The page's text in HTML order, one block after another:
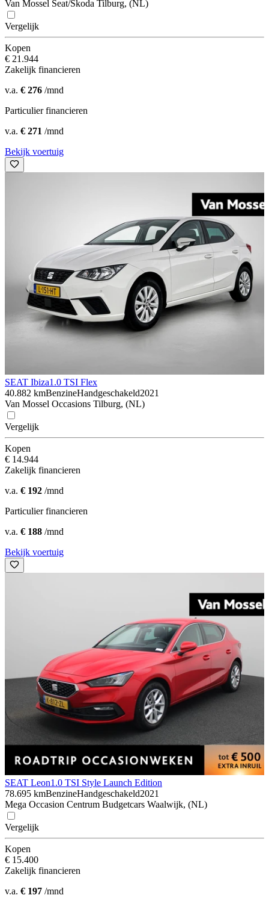
Van Mossel Seat/Škoda Tilburg, (NL)
Vergelijk
Kopen
€ 21.944
Zakelijk financieren
v.a. € 276 /mnd
Particulier financieren
v.a. € 271 /mnd
Bekijk voertuig
SEAT Ibiza1.0 TSI Flex
40.882 kmBenzineHandgeschakeld2021
Van Mossel Occasions Tilburg, (NL)
Vergelijk
Kopen
€ 14.944
Zakelijk financieren
v.a. € 192 /mnd
Particulier financieren
v.a. € 188 /mnd
Bekijk voertuig
SEAT Leon1.0 TSI Style Launch Edition
78.695 kmBenzineHandgeschakeld2021
Mega Occasion Centrum Budgetcars Waalwijk, (NL)
Vergelijk
Kopen
€ 15.400
Zakelijk financieren
v.a. € 197 /mnd